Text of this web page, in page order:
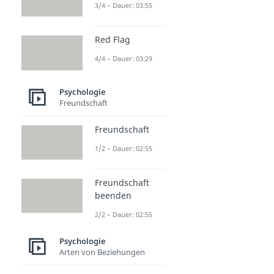
3/4 – Dauer: 03:55
Red Flag
4/4 – Dauer: 03:29
Psychologie
Freundschaft
Freundschaft
1/2 – Dauer: 02:55
Freundschaft
beenden
2/2 – Dauer: 02:55
Psychologie
Arten von Beziehungen